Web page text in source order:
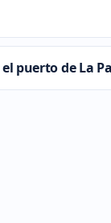
puerto de La